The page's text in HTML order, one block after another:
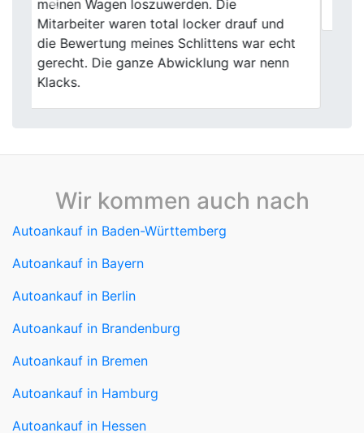
weiter empfehlen.
Autoankauf in Baden-Württemberg